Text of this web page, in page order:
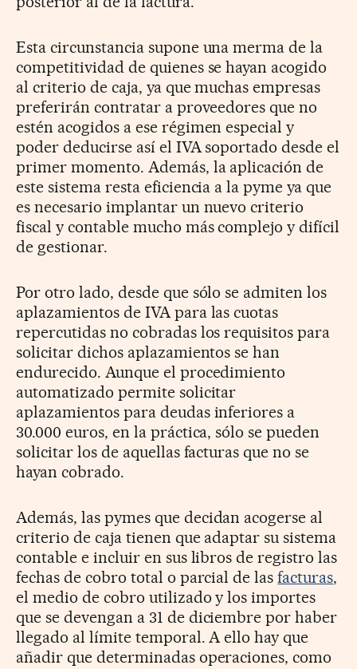
Esta circunstancia supone una merma de la
competitividad de quienes se hayan acogido
al criterio de caja, ya que muchas empresas
preferirán contratar a proveedores que no
estén acogidos a ese régimen especial y
poder deducirse así el IVA soportado desde el
primer momento. Además, la aplicación de
este sistema resta eficiencia a la pyme ya que
es necesario implantar un nuevo criterio
fiscal y contable mucho más complejo y difícil
de gestionar.
Por otro lado, desde que sólo se admiten los
aplazamientos de IVA para las cuotas
repercutidas no cobradas los requisitos para
solicitar dichos aplazamientos se han
endurecido. Aunque el procedimiento
automatizado permite solicitar
aplazamientos para deudas inferiores a
30.000 euros, en la práctica, sólo se pueden
solicitar los de aquellas facturas que no se
hayan cobrado.
Además, las pymes que decidan acogerse al
criterio de caja tienen que adaptar su sistema
contable e incluir en sus libros de registro las
fechas de cobro total o parcial de lasfacturas,
el medio de cobro utilizado y los importes
que se devengan a 31 de diciembre por haber
llegado al límite temporal. A ello hay que
añadir que determinadas operaciones, como